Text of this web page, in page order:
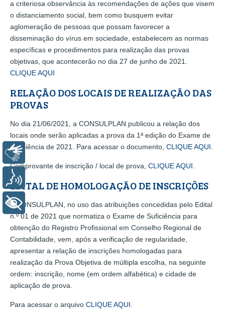
a criteriosa observância às recomendações de ações que visem
o distanciamento social, bem como busquem evitar
aglomeração de pessoas que possam favorecer a
disseminação do vírus em sociedade, estabelecem as normas
específicas e procedimentos para realização das provas
objetivas, que acontecerão no dia 27 de junho de 2021.
CLIQUE AQUI
RELAÇÃO DOS LOCAIS DE REALIZAÇÃO DAS
PROVAS
No dia 21/06/2021, a CONSULPLAN publicou a relação dos
locais onde serão aplicadas a prova da 1ª edição do Exame de
Suficiência de 2021. Para acessar o documento, CLIQUE AQUI
Comprovante de inscrição / local de prova, CLIQUE AQUI
EDITAL DE HOMOLOGAÇÃO DE INSCRIÇÕES
A CONSULPLAN, no uso das atribuições concedidas pelo Edital
n.º 01 de 2021 que normatiza o Exame de Suficiência para
obtenção do Registro Profissional em Conselho Regional de
Contabilidade, vem, após a verificação de regularidade,
apresentar a relação de inscrições homologadas para
realização da Prova Objetiva de múltipla escolha, na seguinte
ordem: inscrição, nome (em ordem alfabética) e cidade de
aplicação de prova.
Para acessar o arquivo CLIQUE AQUI
+ Acessibilidade